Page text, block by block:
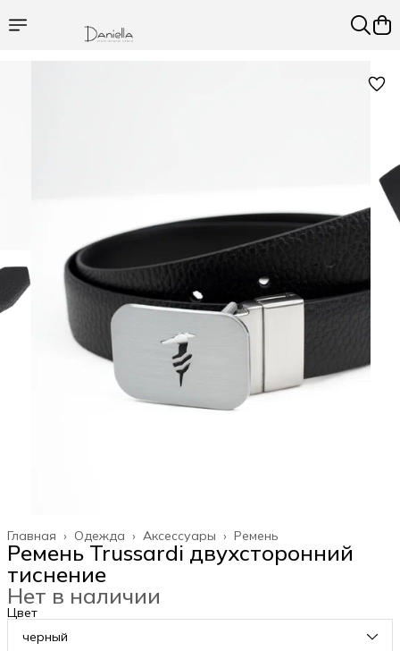
Ремень
Аксессуары ›
Одежда ›
Главная ›
Ремень Trussardi двухсторонний
тиснение
Нет в наличии
Цвет
черный